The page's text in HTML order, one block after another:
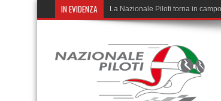
IN EVIDENZA La Nazionale Piloti torna in